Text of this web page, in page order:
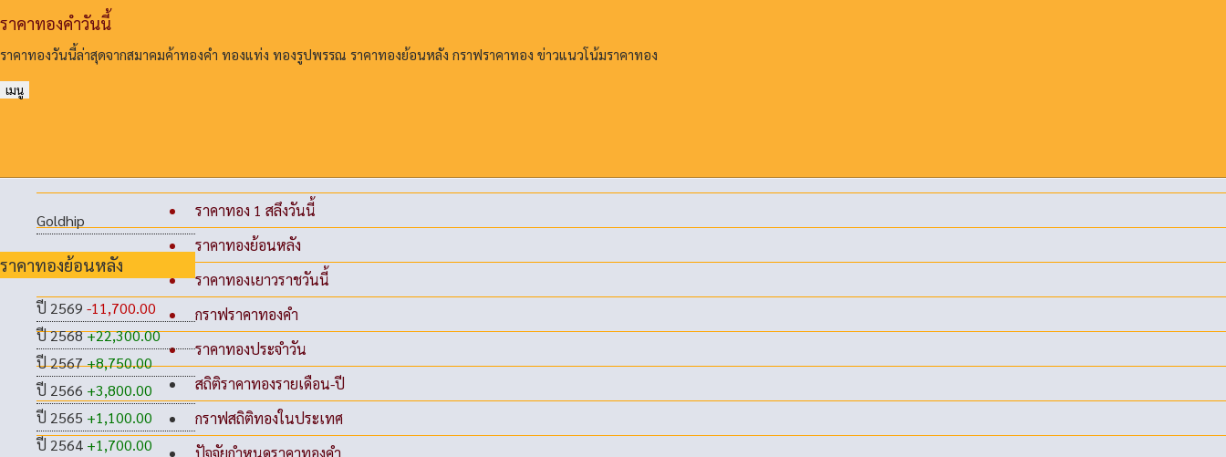
ราคาทองคําวันนี้
ราคาทองวันนี้ล่าสุดจากสมาคมค้าทองคํา ทองแท่ง ทองรูปพรรณ ราคาทองย้อนหลัง กราฟราคาทอง ข่าวแนวโน้มราคาทอง
เมนู
Goldhip
ราคาทองย้อนหลัง
ปี 2569 -11,700.00
ปี 2568+22,300.00
ปี 2567+8,750.00
ปี 2566 +3,800.00
ปี 2565 +1,100.00
ปี 2564 +1,700.00
ราคาทอง 1 สลึงวันนี้
ราคาทองย้อนหลัง
ราคาทองเยาวราชวันนี้
กราฟราคาทองคำ
ราคาทองประจำวัน
สถิติราคาทองรายเดือน-ปี
กราฟสถิติทองในประเทศ
ปัจจัยกำหนดราคาทองคำ